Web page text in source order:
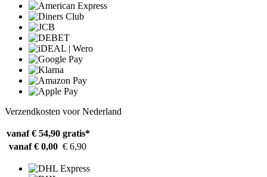
Verzendkosten voor Nederland
vanaf € 54,90 gratis*
vanaf € 0,00 € 6,90